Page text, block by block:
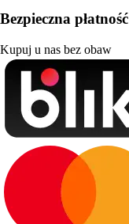
Bezpieczna płatność
Kupuj u nas bez obaw